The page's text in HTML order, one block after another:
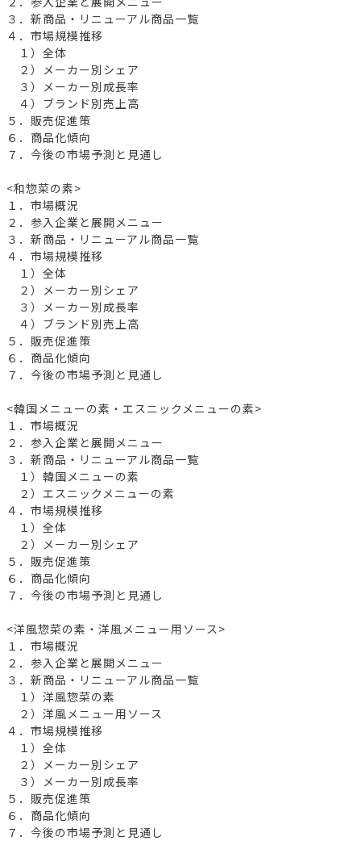
３．新商品・リニューアル商品一覧
４．市場規模推移
１）全体
２）メーカー別シェア
３）メーカー別成長率
４）ブランド別売上高
５．販売促進策
６．商品化傾向
７．今後の市場予測と見通し
<和惣菜の素>
１．市場概況
２．参入企業と展開メニュー
３．新商品・リニューアル商品一覧
４．市場規模推移
１）全体
２）メーカー別シェア
３）メーカー別成長率
４）ブランド別売上高
５．販売促進策
６．商品化傾向
７．今後の市場予測と見通し
<韓国メニューの素・エスニックメニューの素>
１．市場概況
２．参入企業と展開メニュー
３．新商品・リニューアル商品一覧
１）韓国メニューの素
２）エスニックメニューの素
４．市場規模推移
１）全体
２）メーカー別シェア
５．販売促進策
６．商品化傾向
７．今後の市場予測と見通し
<洋風惣菜の素・洋風メニュー用ソース>
１．市場概況
２．参入企業と展開メニュー
３．新商品・リニューアル商品一覧
１）洋風惣菜の素
２）洋風メニュー用ソース
４．市場規模推移
１）全体
２）メーカー別シェア
３）メーカー別成長率
５．販売促進策
６．商品化傾向
７．今後の市場予測と見通し